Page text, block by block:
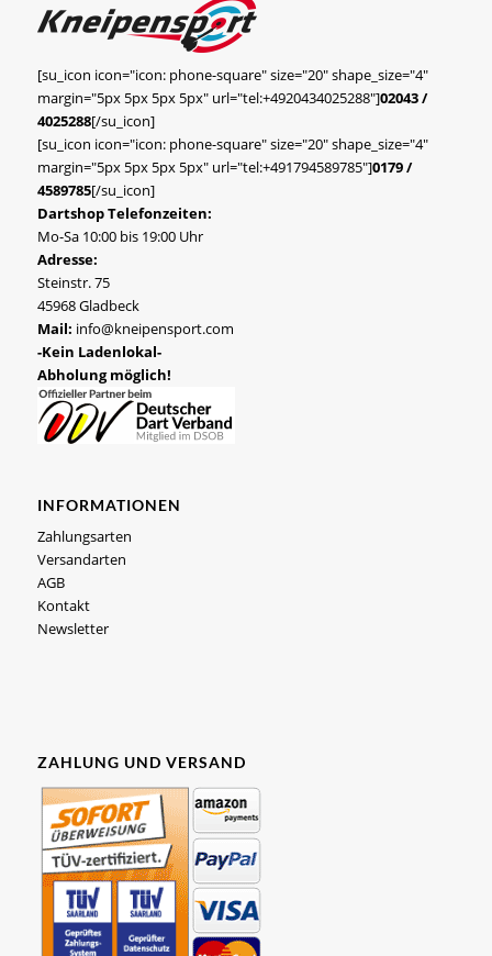
[su_icon icon="icon: phone-square" size="20" shape_size="4"
margin="5px 5px 5px 5px" url="tel:+4920434025288"]02043 /
4025288[/su_icon]
[su_icon icon="icon: phone-square" size="20" shape_size="4"
margin="5px 5px 5px 5px" url="tel:+491794589785"]0179 /
4589785[/su_icon]
Dartshop Telefonzeiten:
Mo-Sa 10:00 bis 19:00 Uhr
Adresse:
Steinstr. 75
45968 Gladbeck
Mail: info@kneipensport.com
-Kein Ladenlokal-
Abholung möglich!
INFORMATIONEN
Zahlungsarten
Versandarten
AGB
Kontakt
Newsletter
ZAHLUNG UND VERSAND